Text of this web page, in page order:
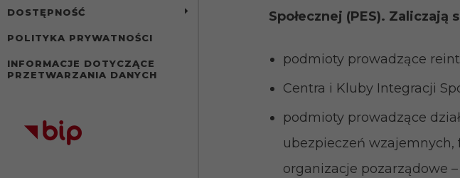
DOSTĘPNOŚĆ
POLITYKA PRYWATNOŚCI
INFORMACJE DOTYCZĄCE
PRZETWARZANIA DANYCH
Społecznej (PES). Zaliczają
podmioty prowadzące
Centra i Kluby Integracji
podmioty prowadzące
ubezpieczeń
organizacje pozarządowe